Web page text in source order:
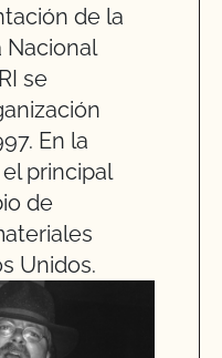
de la
Nacional
se
En la
principal
de
Unidos.